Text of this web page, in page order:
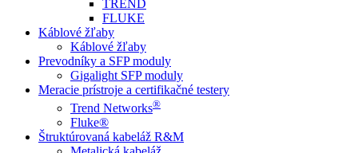
TREND
FLUKE
Káblové žľaby
Káblové žľaby
Prevodníky a SFP moduly
Gigalight SFP moduly
Meracie prístroje a certifikačné testery
Trend Networks®
Fluke®
Štruktúrovaná kabeláž R&M